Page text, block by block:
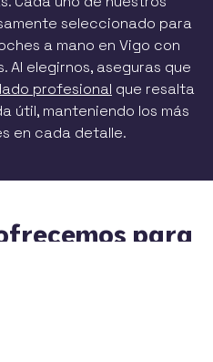
seleccionado para
a mano en Vigo con
elegirnos, aseguras que
profesional que resalta
útil, manteniendo los más
en cada detalle.
para